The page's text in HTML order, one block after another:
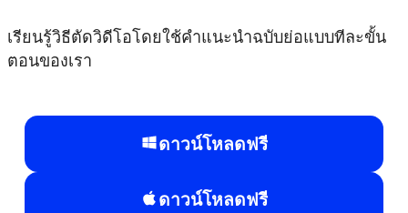
เรียนรู้วิธีตัดวิดีโอโดยใช้คำแนะนำฉบับย่อแบบทีละขั้น
ตอนของเรา
ดาวน์โหลดฟรี
ดาวน์โหลดฟรี